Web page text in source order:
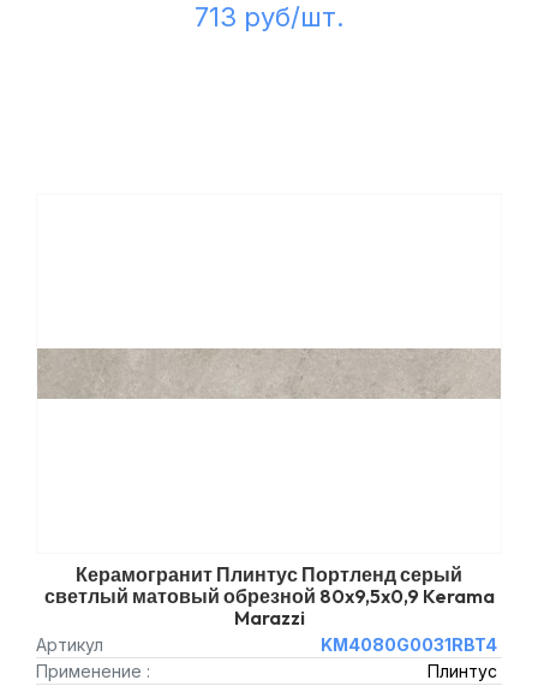
713 руб/шт.
Керамогранит Плинтус Портленд серый
светлый матовый обрезной 80x9,5x0,9 Kerama
Marazzi
Артикул
KM4080G0031RBT4
Применение :
Плинтус